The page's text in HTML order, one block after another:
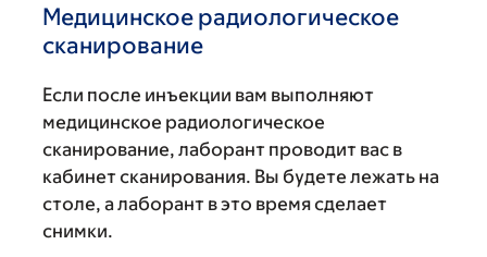
Медицинское радиологическое
сканирование
Если после инъекции вам выполняют
медицинское радиологическое
сканирование, лаборант проводит вас в
кабинет сканирования. Вы будете лежать на
столе, а лаборант в это время сделает
снимки.